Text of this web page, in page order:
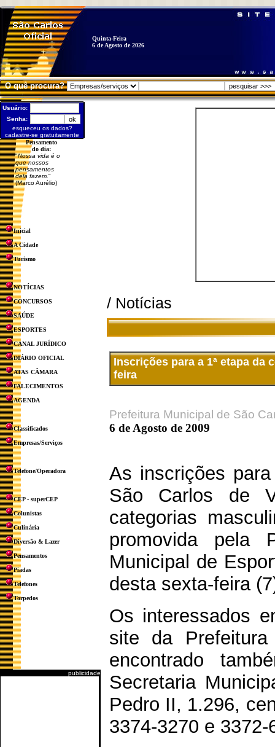
Quinta-Feira
6 de Agosto de 2026
O quê procura?
Usuário:
Senha:
esqueceu os dados?
cadastre-se gratuitamente
Pensamento
do dia:
"Nossa vida é o
que nossos
pensamentos
dela fazem. "
(Marco Aurélio)
Inicial
A Cidade
Turismo
NOTÍCIAS
CONCURSOS
SAÚDE
ESPORTES
CANAL JURÍDICO
DIÁRIO OFICIAL
ATAS CÂMARA
FALECIMENTOS
AGENDA
Classificados
Empresas/Serviços
Telefone/Operadora
CEP - superCEP
Colunistas
Culinária
Diversão & Lazer
Pensamentos
Piadas
Telefones
Torpedos
publicidade
/ Notícias
Inscrições para a 1ª etapa da
feira
Prefeitura Municipal de São
6 de Agosto de 2009
As inscrições
São Carlos de
categorias
promovida pela
Municipal de
desta sexta-feira
Os interessados
site da
encontrado
Secretaria
Pedro II, 1.296,
3374-3270 e 3372-